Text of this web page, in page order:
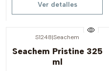
Ver detalles
S1248|Seachem
Seachem Pristine 325
ml